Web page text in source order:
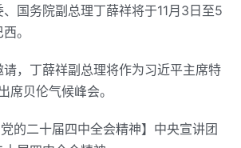
国务院副总理丁薛祥将于11月3日至5
。
，丁薛祥副总理将作为习近平主席特
席贝伦气候峰会。
的二十届四中全会精神】中央宣讲团